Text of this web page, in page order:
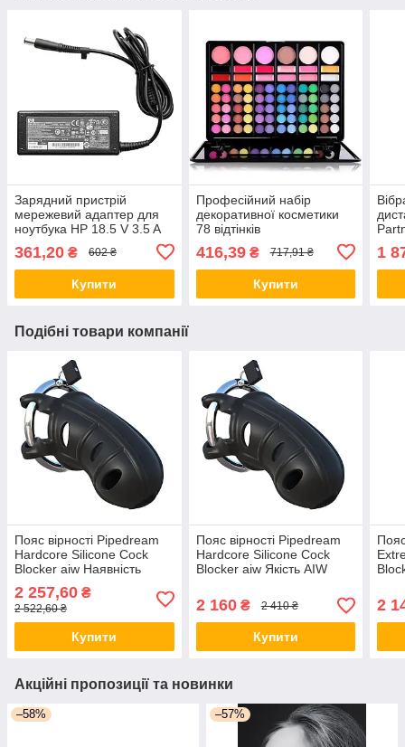
Зарядний пристрій
мережевий адаптер для
ноутбука HP 18.5 V 3.5 A
Compaq
361,20 ₴ 602 ₴
Купити
Професійний набір
декоративної косметики
78 відтінків
416,39₴ 717,91 ₴
Купити
1
Подібні товари компанії
Пояс вірності Pipedream
Hardcore Silicone Cock
Blocker aiw Наявність
2 257,60 ₴
2 522,60 ₴
Купити
Пояс вірності Pipedream
Hardcore Silicone Cock
Blocker aiw Якість AIW
2 160₴ 2 410 ₴
Купити
2
Акційні пропозиції та новинки
–58% –57%